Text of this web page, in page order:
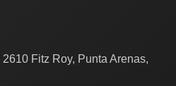
Fitz Roy, Punta Arenas,